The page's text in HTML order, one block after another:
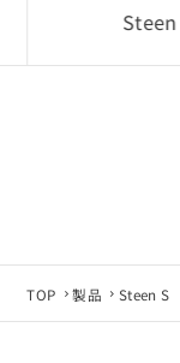
■ データ仕様
製品仕様変更
最新データ
てください。
使用環境やソ
TOP 製品 Steen S